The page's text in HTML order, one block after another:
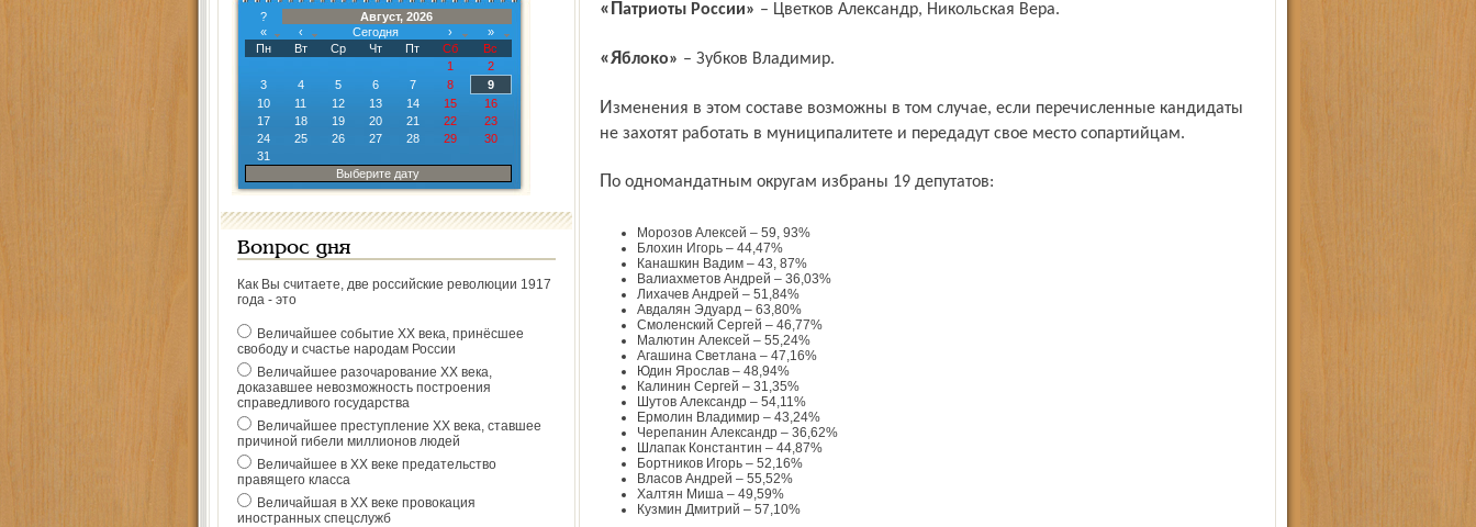
?
Август, 2026
«
‹ Сегодня ›
»
Пн
Вт Ср Чт Пт Сб
Вс
1
2
3
4 5 6 7 8
9
10
11 12 13 14 15
16
17
18 19 20 21 22
23
24
25 26 27 28 29
30
31
Выберите дату
Вопрос дня
Как Вы считаете, две российские революции 1917
года - это
Величайшее событие ХХ века, принёсшее
свободу и счастье народам России
Величайшее разочарование ХХ века,
доказавшее невозможность построения
справедливого государства
Величайшее преступление ХХ века, ставшее
причиной гибели миллионов людей
Величайшее в ХХ веке предательство
правящего класса
Величайшая в ХХ веке провокация
иностранных спецслужб
«Патриоты России» – Цветков Александр, Никольская Вера.
«Яблоко» – Зубков Владимир.
Изменения в этом составе возможны в том случае, если перечисленные кандидаты
не захотят работать в муниципалитете и передадут свое место сопартийцам.
По одномандатным округам избраны 19 депутатов:
Морозов Алексей – 59, 93%
Блохин Игорь – 44,47%
Канашкин Вадим – 43, 87%
Валиахметов Андрей – 36,03%
Лихачев Андрей – 51,84%
Авдалян Эдуард – 63,80%
Смоленский Сергей – 46,77%
Малютин Алексей – 55,24%
Агашина Светлана – 47,16%
Юдин Ярослав – 48,94%
Калинин Сергей – 31,35%
Шутов Александр – 54,11%
Ермолин Владимир – 43,24%
Черепанин Александр – 36,62%
Шлапак Константин – 44,87%
Бортников Игорь – 52,16%
Власов Андрей – 55,52%
Халтян Миша – 49,59%
Кузмин Дмитрий – 57,10%